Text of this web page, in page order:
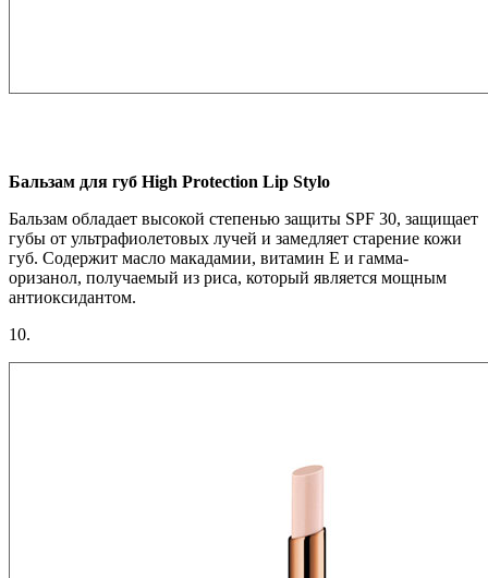
Бальзам для губ High Protection Lip Stylo
Бальзам обладает высокой степенью защиты SPF 30, защищает
губы от ультрафиолетовых лучей и замедляет старение кожи
губ. Содержит масло макадамии, витамин Е и гамма-
оризанол, получаемый из риса, который является мощным
антиоксидантом.
10.